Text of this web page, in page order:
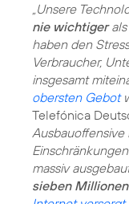
„Unsere
nie wichtigerals
haben den
Verbraucher,
insgesamt
obersten Gebot
Telefónica
massiv
sieben